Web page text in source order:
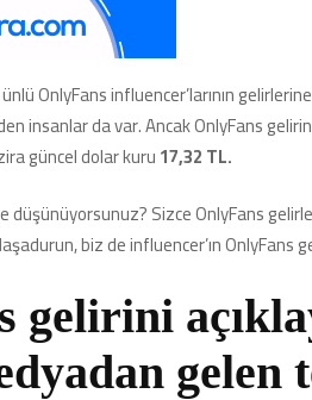
ünlü OnlyFans influencer’larının
insanlar da var. Ancak OnlyFans
güncel dolar kuru17,32 TL.
düşünüyorsunuz? Sizce OnlyFans
biz de influencer’ın
gelirini
gelen